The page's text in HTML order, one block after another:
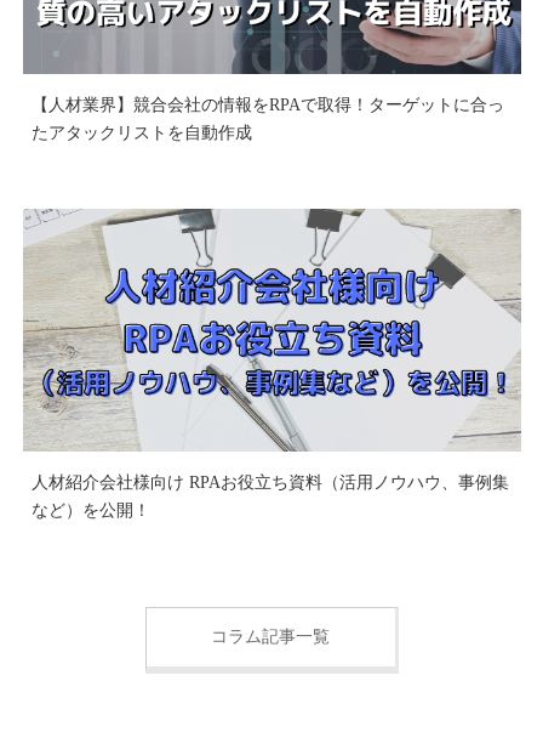
【人材業界】競合会社の情報をRPAで取得！ターゲットに合っ
たアタックリストを自動作成
人材紹介会社様向け RPAお役立ち資料（活用ノウハウ、事例集
など）を公開！
コラム記事一覧